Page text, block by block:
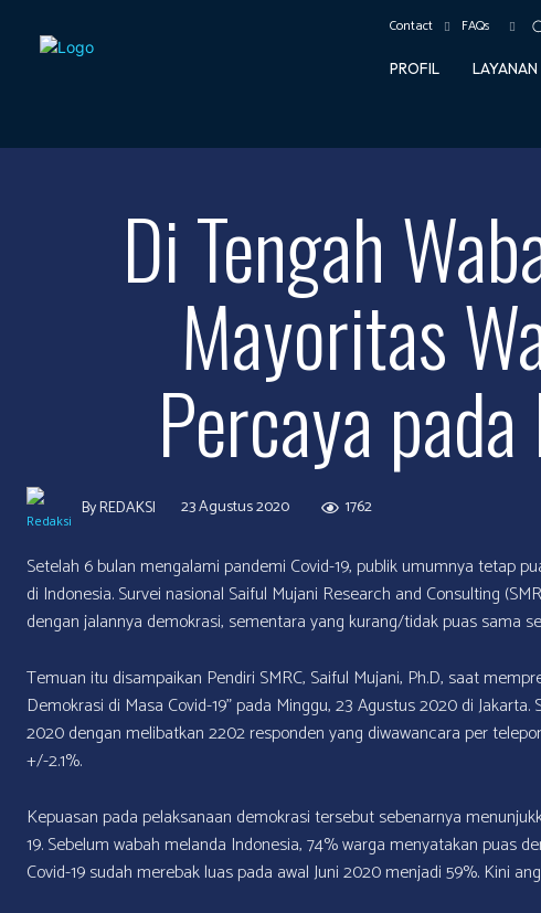
Contact FAQs
PROFIL LAYANAN
Di Tengah
Mayoritas
Percaya
ByREDAKSI 23 Agustus 2020 1762
Setelah 6 bulan mengalami pandemi Covid-19, publik umumnya tetap
di Indonesia. Survei nasional Saiful Mujani Research and Consulting
dengan jalannya demokrasi, sementara yang kurang/tidak puas sama
Temuan itu disampaikan Pendiri SMRC, Saiful Mujani, Ph.D, saat
Demokrasi di Masa Covid-19” pada Minggu, 23 Agustus 2020 di
2020 dengan melibatkan 2202 responden yang diwawancara per
+/-2.1%.
Kepuasan pada pelaksanaan demokrasi tersebut sebenarnya
19. Sebelum wabah melanda Indonesia, 74% warga menyatakan puas
Covid-19 sudah merebak luas pada awal Juni 2020 menjadi 59%. Kini